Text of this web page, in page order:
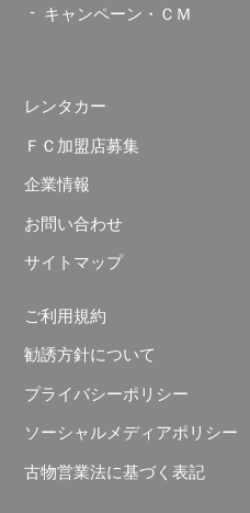
キャンペーン・ＣＭ
レンタカー
ＦＣ加盟店募集
企業情報
お問い合わせ
サイトマップ
ご利用規約
勧誘方針について
プライバシーポリシー
ソーシャルメディアポリシー
古物営業法に基づく表記